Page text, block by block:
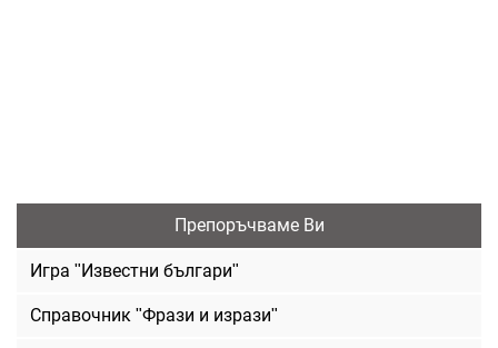
Препоръчваме Ви
Игра "Известни българи"
Справочник "Фрази и изрази"